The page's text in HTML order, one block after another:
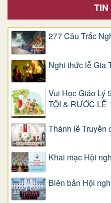
TIN
277 Câu Trắc
Nghi thức lễ Gia
Vui Học Giáo Lý
TỘI & RƯỚC LỄ
Thánh lễ Truyền
Khai mạc Hội
Biên bản Hội